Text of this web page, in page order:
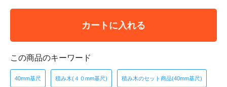
カートに入れる
この商品のキーワード
40mm基尺 積み木(４０mm基尺) 積み木のセット商品(40mm基尺)